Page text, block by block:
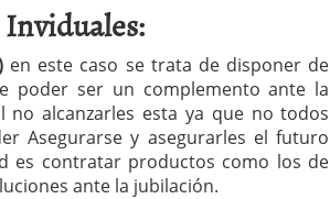
en este caso se trata de disponer de
poder ser un complemento ante la
no alcanzarles esta ya que no todos
Asegurarse y asegurarles el futuro
es contratar productos como los de
ante la jubilación.